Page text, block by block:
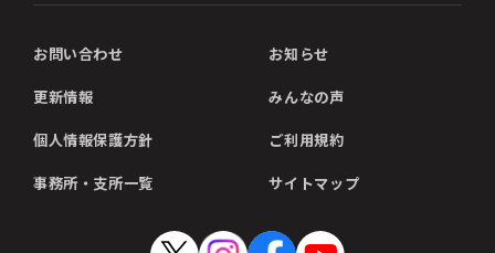
お問い合わせ お知らせ
更新情報 みんなの声
個人情報保護方針 ご利用規約
事務所・支所一覧 サイトマップ